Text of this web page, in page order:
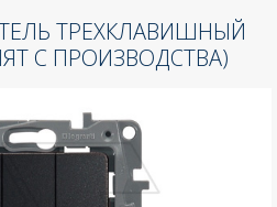
ТРЕХКЛАВИШНЫЙ
С ПРОИЗВОДСТВА)